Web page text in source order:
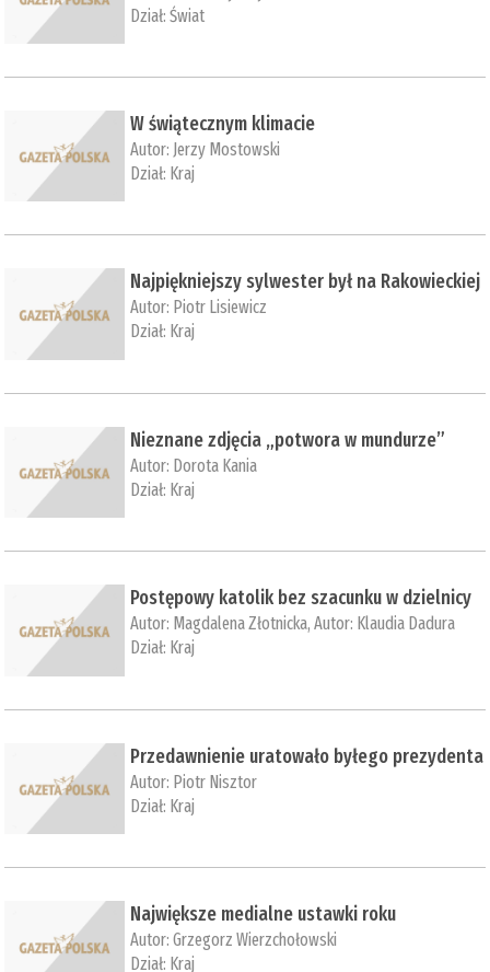
Dział:Świat
W świątecznym klimacie
Autor: Jerzy Mostowski
Dział: Kraj
Najpiękniejszy sylwester był na Rakowieckiej
Autor: Piotr Lisiewicz
Dział: Kraj
Nieznane zdjęcia „potwora w mundurze”
Autor: Dorota Kania
Dział: Kraj
Postępowy katolik bez szacunku w dzielnicy
Autor: Magdalena Złotnicka, Autor: Klaudia Dadura
Dział: Kraj
Przedawnienie uratowało byłego prezydenta
Autor: Piotr Nisztor
Dział: Kraj
Największe medialne ustawki roku
Autor:Grzegorz Wierzchołowski
Dział: Kraj